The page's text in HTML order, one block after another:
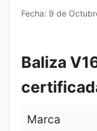
Fecha: 9 de
Baliza
Marca